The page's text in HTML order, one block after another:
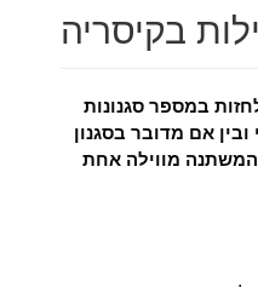
בקיסריה
במספר סגנונות
אם מדובר בסגנון
המשתנה מווילה אחת